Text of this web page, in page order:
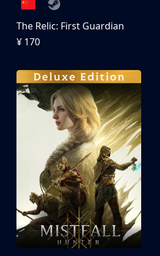
The Relic: First Guardian
¥ 170